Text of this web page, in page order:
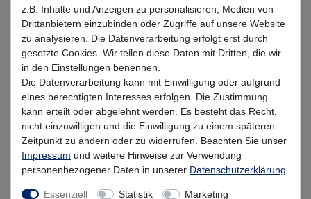
Nur noch 4 Stück verfügbar
In den Warenkorb
Wunschliste
Beschreibung
z.B. Inhalte und Anzeigen zu personalisieren, Medien von
Drittanbietern einzubinden oder Zugriffe auf unsere Website
zu analysieren. Die Datenverarbeitung erfolgt erst durch
gesetzte Cookies. Wir teilen diese Daten mit Dritten, die wir
in den Einstellungen benennen.
Die Datenverarbeitung kann mit Einwilligung oder aufgrund
eines berechtigten Interesses erfolgen. Die Zustimmung
kann erteilt oder abgelehnt werden. Es besteht das Recht,
nicht einzuwilligen und die Einwilligung zu einem späteren
Zeitpunkt zu ändern oder zu widerrufen. Beachten Sie unser
Impressum und weitere Hinweise zur Verwendung
personenbezogener Daten in unserer Daten­schutz­erklärung
Essenziell Statistik
Marketing